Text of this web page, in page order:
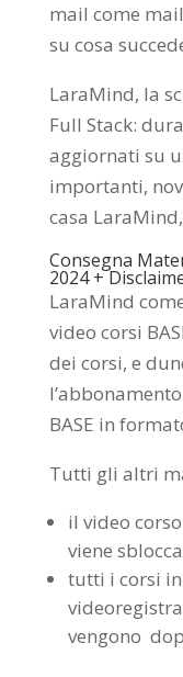
mail come
su cosa
LaraMind, la
Full Stack:
aggiornati su
importanti,
casa
Consegna
2024 +
LaraMind
video corsi
dei corsi, e
BASE in
Tutti gli altri
il video
viene
tutti i corsi
vengono